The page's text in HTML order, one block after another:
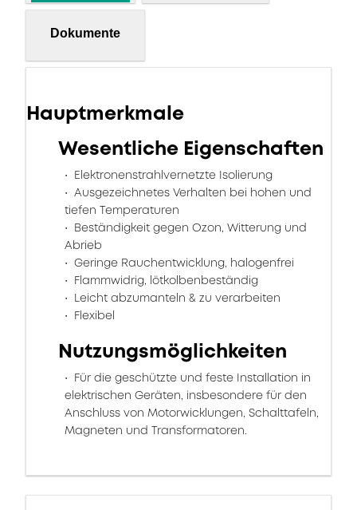
Dokumente
Hauptmerkmale
Wesentliche Eigenschaften
Elektronenstrahlvernetzte Isolierung
Ausgezeichnetes Verhalten bei hohen und
tiefen Temperaturen
Beständigkeit gegen Ozon, Witterung und
Abrieb
Geringe Rauchentwicklung, halogenfrei
Flammwidrig, lötkolbenbeständig
Leicht abzumanteln & zu verarbeiten
Flexibel
Nutzungsmöglichkeiten
Für die geschützte und feste Installation in
elektrischen Geräten, insbesondere für den
Anschluss von Motorwicklungen, Schalttafeln,
Magneten und Transformatoren.